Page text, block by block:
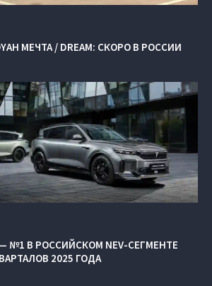
МЕЧТА / DREAM: СКОРО В РОССИИ
— №1 В РОССИЙСКОМ NEV-СЕГМЕНТЕ
2025 ГОДА